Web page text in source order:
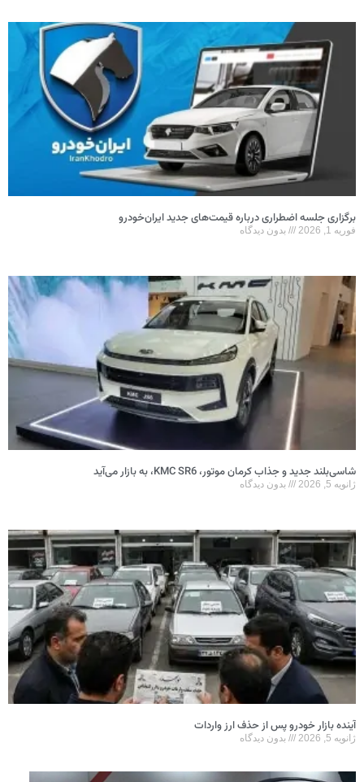
برگزاری جلسه اضطراری درباره قیمت‌های جدید ایران‌خودرو
فوریه 1, 2026 بدون دیدگاه
شاسی‌بلند جدید و جذاب کرمان موتور، KMC SR6، به بازار می‌آید
ژانویه 5, 2026 بدون دیدگاه
آینده بازار خودرو پس از حذف ارز واردات
ژانویه 5, 2026 بدون دیدگاه